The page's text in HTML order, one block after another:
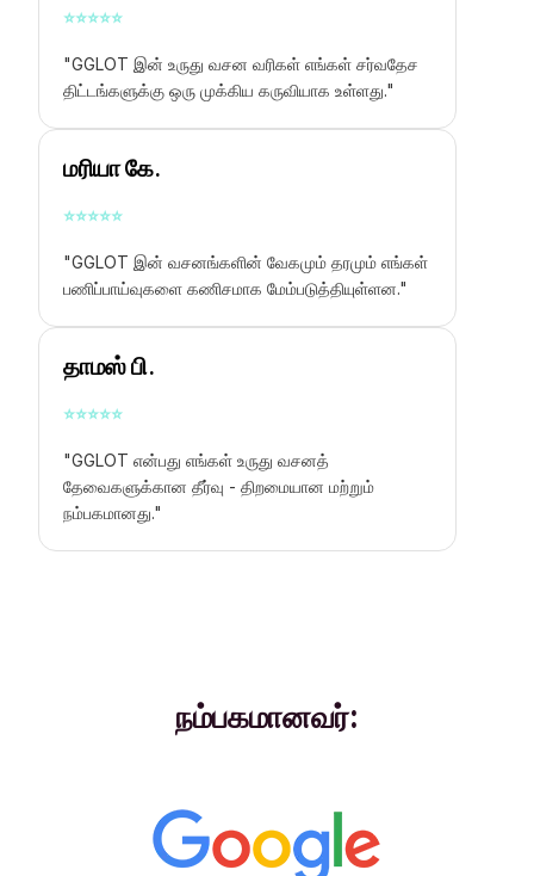
⭐⭐⭐⭐⭐
"GGLOT இன் உருது வசன வரிகள் எங்கள் சர்வதேச
திட்டங்களுக்கு ஒரு முக்கிய கருவியாக உள்ளது."
மரியா கே.
⭐⭐⭐⭐⭐
"GGLOT இன் வசனங்களின் வேகமும் தரமும் எங்கள்
பணிப்பாய்வுகளை கணிசமாக மேம்படுத்தியுள்ளன."
தாமஸ் பி.
⭐⭐⭐⭐⭐
"GGLOT என்பது எங்கள் உருது வசனத்
தேவைகளுக்கான தீர்வு - திறமையான மற்றும்
நம்பகமானது."
நம்பகமானவர்: